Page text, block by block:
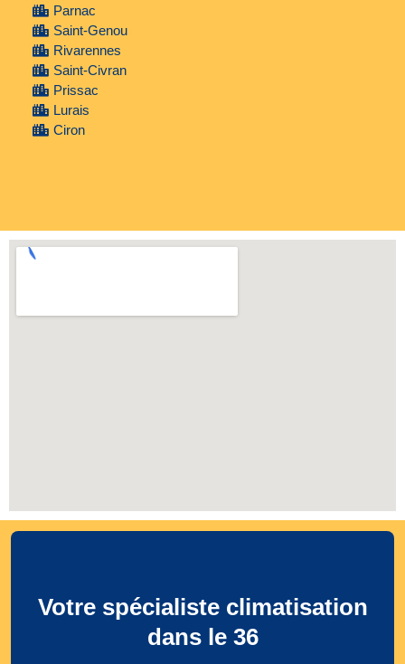
Parnac
Saint-Genou
Rivarennes
Saint-Civran
Prissac
Lurais
Ciron
Votre spécialiste climatisation
dans le 36